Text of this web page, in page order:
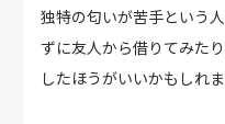
独特の匂いが苦手という
ずに友人から借りてみた
したほうがいいかもしれま